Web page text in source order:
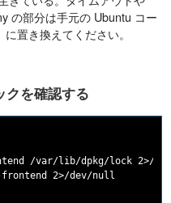
の部分は手元の Ubuntu コー
置き換えてください。
クを確認する
/var/lib/dpkg/lock 2>/